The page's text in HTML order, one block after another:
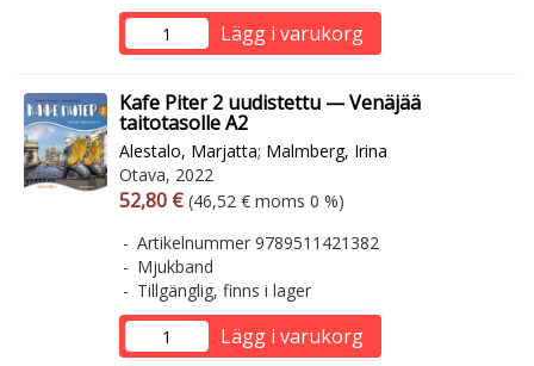
Lägg i varukorg
Kafe Piter 2 uudistettu — Venäjää
taitotasolle A2
Alestalo, Marjatta; Malmberg, Irina
Otava, 2022
Arvonlisäverollinen hinta
52,80 € Arvonlisäveroton hinta
(46,52 € moms 0 %)
Artikelnummer 9789511421382
Mjukband
Tillgänglig, finns i lager
Lägg i varukorg